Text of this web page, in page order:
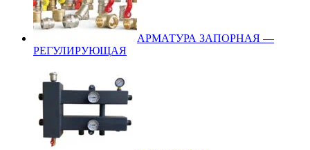
АРМАТУРА ЗАПОРНАЯ —
РЕГУЛИРУЮЩАЯ